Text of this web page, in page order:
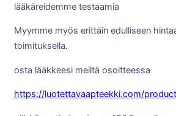
lääkäreidemme testaamia
Myymme myös erittäin edulliseen
toimituksella.
osta lääkkeesi meiltä osoitteessa
https://luotettavaapteekki.com/